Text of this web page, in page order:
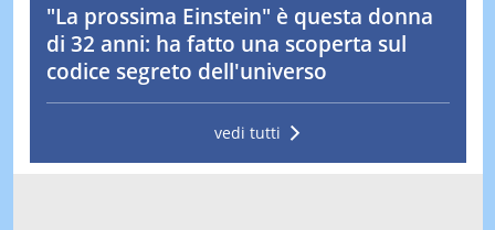
"La prossima Einstein" è questa donna
di 32 anni: ha fatto una scoperta sul
codice segreto dell'universo
vedi tutti